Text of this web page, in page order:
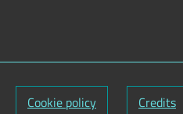
Cookie policy Credits